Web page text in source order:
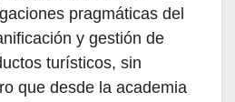
pragmáticas del
y gestión de
turísticos, sin
que desde la academia